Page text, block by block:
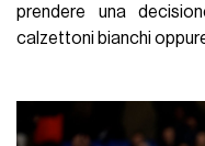
prendere una
calzettoni bianchi